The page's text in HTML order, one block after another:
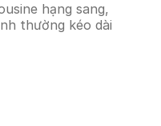
hạng sang,
thường kéo dài